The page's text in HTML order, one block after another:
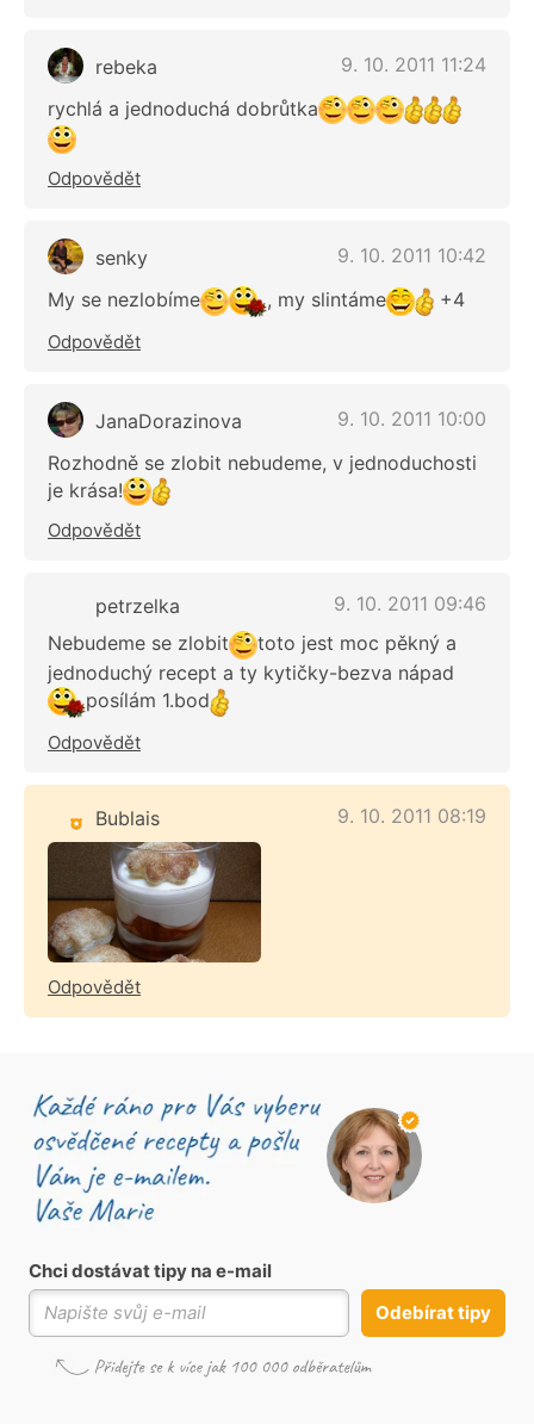
rebeka
9. 10. 2011 11:24
rychlá a jednoduchá dobrůtka
Odpovědět
senky
9. 10. 2011 10:42
My se nezlobíme
, my slintáme +4
Odpovědět
JanaDorazinova
9. 10. 2011 10:00
Rozhodně se zlobit nebudeme, v jednoduchosti
je krása!
Odpovědět
petrzelka
9. 10. 2011 09:46
Nebudeme se zlobit
toto jest moc pěkný a
jednoduchý recept a ty kytičky-bezva nápad
posílám 1.bod
Odpovědět
Bublais 9. 10. 2011 08:19
Odpovědět
Chci dostávat tipy na e-mail
Odebírat tipy